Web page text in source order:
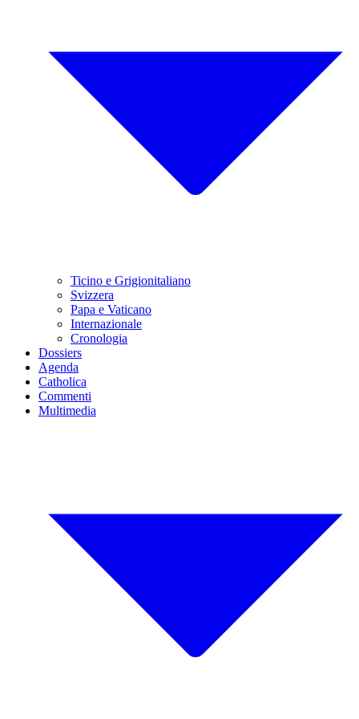
Ticino e Grigionitaliano
Svizzera
Papa e Vaticano
Internazionale
Cronologia
Dossiers
Agenda
Catholica
Commenti
Multimedia